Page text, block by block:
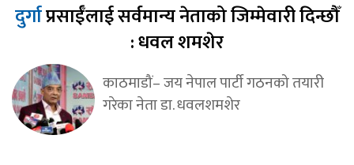
दुर्गाप्रसाईँलाई सर्वमान्य नेताको जिम्मेवारी दिन्छौँ
: धवल शमशेर
काठमाडौं– जय नेपाल पार्टी गठनको तयारी
गरेका नेता डा. धवलशमशेर